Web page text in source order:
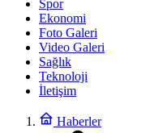
Spor
Ekonomi
Foto Galeri
Video Galeri
Sağlık
Teknoloji
İletişim
Haberler